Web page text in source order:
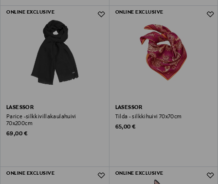
ONLINE EXCLUSIVE
LASESSOR
Parice -silkkivillakaulahuivi
70x200cm
Original Price
69,00 €
ONLINE EXCLUSIVE
LASESSOR
Tilda - silkkihuivi 70x70cm
Original Price
65,00 €
ONLINE EXCLUSIVE ONLINE EXCLUSIVE